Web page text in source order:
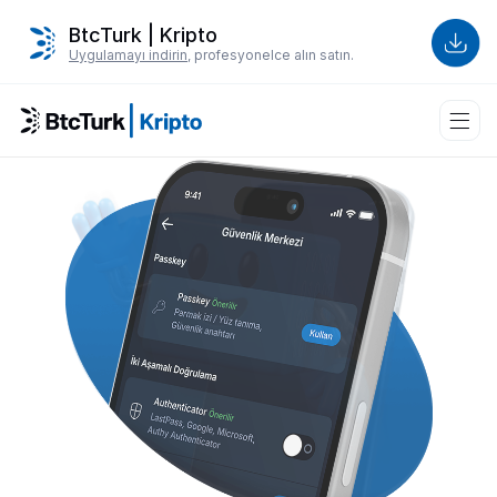
BtcTurk | Kripto
Uygulamayı indirin, profesyonelce alın satın.